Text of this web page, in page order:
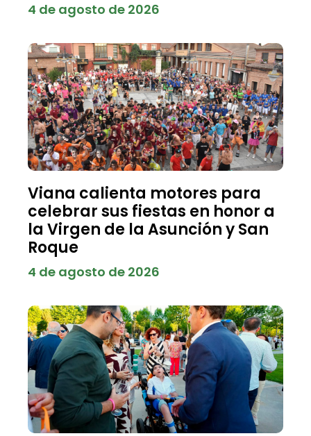
4 de agosto de 2026
Viana calienta motores para
celebrar sus fiestas en honor a
la Virgen de la Asunción y San
Roque
4 de agosto de 2026